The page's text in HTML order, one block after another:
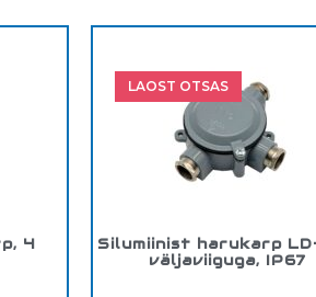
4
LAOST OTSAS
Silumiinist harukarp
väljaviiguga, IP67